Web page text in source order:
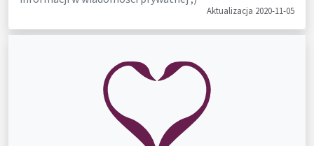
Aktualizacja 2020-11-05